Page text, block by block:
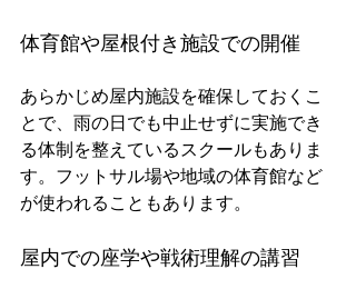
体育館や屋根付き施設での開催
あらかじめ屋内施設を確保しておくこ
とで、雨の日でも中止せずに実施でき
る体制を整えているスクールもありま
す。フットサル場や地域の体育館など
が使われることもあります。
屋内での座学や戦術理解の講習